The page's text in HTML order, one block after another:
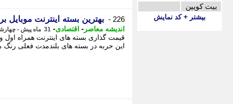
بیت کویین
بیشتر + کد نمایش 226 - بهترین بسته اینترنت
اندیشه معاصر - اقتصادی- 31 ماه پیش - چهارشنبه 11 بهمن 1402، 23:52
قیمت گذاری بسته های اینترنت همراه
این حربه در بسته های بلندمدت فعلی رنگ می